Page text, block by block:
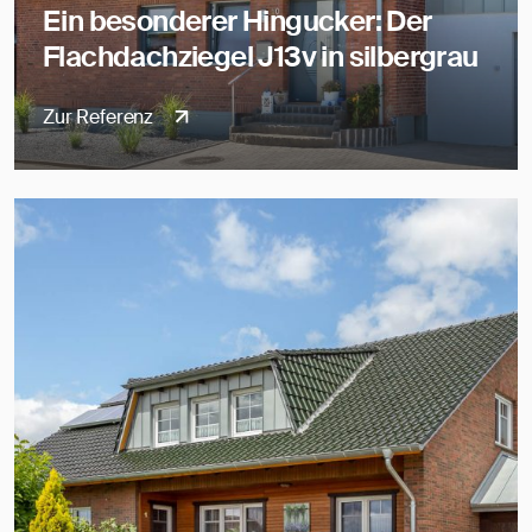
Ein besonderer Hingucker: Der
Flachdachziegel J13v in silbergrau
Zur Referenz